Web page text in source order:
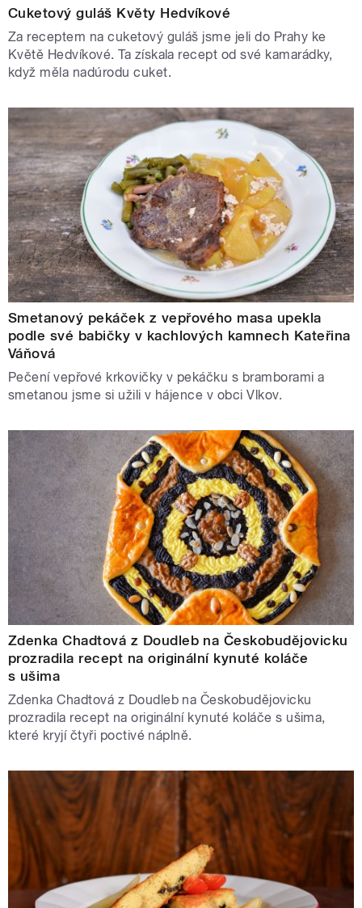
Cuketový guláš Květy Hedvíkové
Za receptem na cuketový guláš jsme jeli do Prahy ke
Květě Hedvíkové. Ta získala recept od své kamarádky,
když měla nadúrodu cuket.
Smetanový pekáček z vepřového masa upekla
podle své babičky v kachlových kamnech Kateřina
Váňová
Pečení vepřové krkovičky v pekáčku s bramborami a
smetanou jsme si užili v hájence v obci Vlkov.
Zdenka Chadtová z Doudleb na Českobudějovicku
prozradila recept na originální kynuté koláče
s ušima
Zdenka Chadtová z Doudleb na Českobudějovicku
prozradila recept na originální kynuté koláče s ušima,
které kryjí čtyři poctivé náplně.